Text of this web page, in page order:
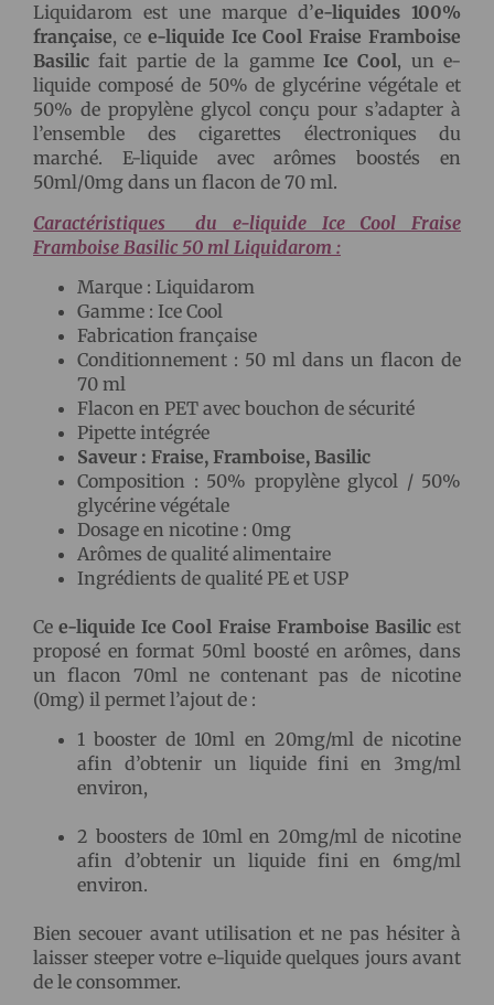
Liquidarom est une marque d’e-liquides 100%
française, ce e-liquide Ice Cool Fraise Framboise
Basilicfait partie de la gammeIce Cool, un e-
liquide composé de 50% de glycérine végétale et
50% de propylène glycol conçu pour s’adapter à
l’ensemble des cigarettes électroniques du
marché. E-liquide avec arômes boostés en
50ml/0mg dans un flacon de 70 ml.
Caractéristiques du e-liquide Ice Cool Fraise
Framboise Basilic 50 ml Liquidarom :
Marque : Liquidarom
Gamme : Ice Cool
Fabrication française
Conditionnement : 50 ml dans un flacon de
70 ml
Flacon en PET avec bouchon de sécurité
Pipette intégrée
Saveur : Fraise, Framboise, Basilic
Composition : 50% propylène glycol / 50%
glycérine végétale
Dosage en nicotine : 0mg
Arômes de qualité alimentaire
Ingrédients de qualité PE et USP
Cee-liquide Ice Cool Fraise Framboise Basilicest
proposé en format 50ml boosté en arômes, dans
un flacon 70ml ne contenant pas de nicotine
(0mg) il permet l’ajout de :
1 booster de 10ml en 20mg/ml de nicotine
afin d’obtenir un liquide fini en 3mg/ml
environ,
2 boosters de 10ml en 20mg/ml de nicotine
afin d’obtenir un liquide fini en 6mg/ml
environ.
Bien secouer avant utilisation et ne pas hésiter à
laisser steeper votre e-liquide quelques jours avant
de le consommer.